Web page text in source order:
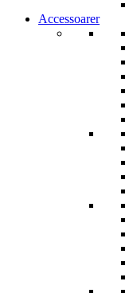
Accessoarer